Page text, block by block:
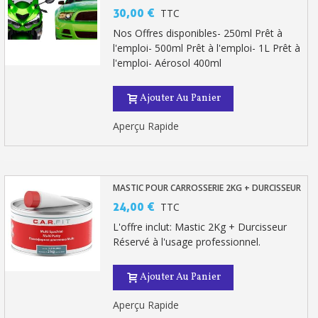
Livraison sous 24 h en France Métropolitaine
Retour produits sous 14 jours
Réduction de 5€ sur la première commande
10€ de bon d'achat pour chaque parrainage
Inscription à la newsletter : 5€ de réduction
30,00 € TTC
Nos Offres disponibles- 250ml Prêt à
l'emploi- 500ml Prêt à l'emploi- 1L Prêt à
l'emploi- Aérosol 400ml
Ajouter Au Panier
Aperçu Rapide
MASTIC POUR CARROSSERIE 2KG + DURCISSEUR
24,00 € TTC
L'offre inclut: Mastic 2Kg + Durcisseur
Réservé à l'usage professionnel.
Ajouter Au Panier
Aperçu Rapide